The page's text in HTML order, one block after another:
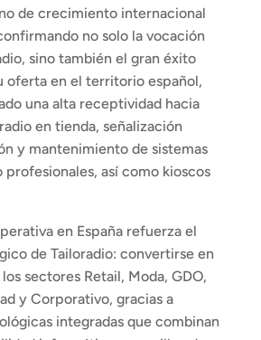
de crecimiento internacional
no solo la vocación
sino también el gran éxito
oferta en el territorio español,
una alta receptividad hacia
en tienda, señalización
y mantenimiento de sistemas
profesionales, así como kioscos
en España refuerza el
de Tailoradio: convertirse en
sectores Retail, Moda, GDO,
y Corporativo, gracias a
integradas que combinan